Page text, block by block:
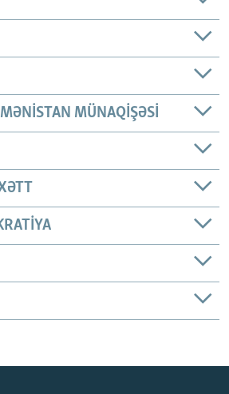
MÜNAQIŞƏSI